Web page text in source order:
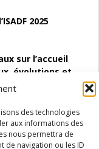
des technologies
aux informations des
nous permettra de
de navigation ou les ID
2025
sur l’accueil
évolutions et
(SAACE)